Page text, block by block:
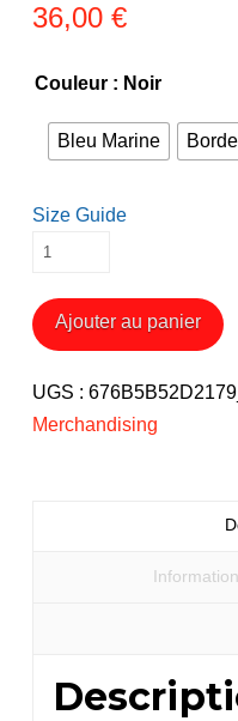
36,00 €
Couleur : Noir
Bleu Marine
Size Guide
quantité
Casquette
RavenOne
Ajouter au panier
UGS :
Merchandising